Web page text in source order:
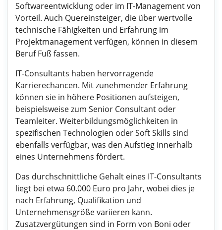
Softwareentwicklung oder im IT-Management von
Vorteil. Auch Quereinsteiger, die über wertvolle
technische Fähigkeiten und Erfahrung im
Projektmanagement verfügen, können in diesem
Beruf Fuß fassen.
IT-Consultants haben hervorragende
Karrierechancen. Mit zunehmender Erfahrung
können sie in höhere Positionen aufsteigen,
beispielsweise zum Senior Consultant oder
Teamleiter. Weiterbildungsmöglichkeiten in
spezifischen Technologien oder Soft Skills sind
ebenfalls verfügbar, was den Aufstieg innerhalb
eines Unternehmens fördert.
Das durchschnittliche Gehalt eines IT-Consultants
liegt bei etwa 60.000 Euro pro Jahr, wobei dies je
nach Erfahrung, Qualifikation und
Unternehmensgröße variieren kann.
Zusatzvergütungen sind in Form von Boni oder